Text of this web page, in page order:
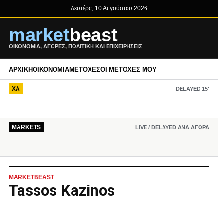
Δευτέρα, 10 Αυγούστου 2026
marketbeast
ΟΙΚΟΝΟΜΊΑ, ΑΓΟΡΈΣ, ΠΟΛΙΤΙΚΉ ΚΑΙ ΕΠΙΧΕΙΡΉΣΕΙΣ
ΑΡΧΙΚΉΟΙΚΟΝΟΜΊΑΜΕΤΟΧΈΣΟΙ ΜΕΤΟΧΈΣ ΜΟΥ
ΧΑ DELAYED 15′
MARKETS LIVE / DELAYED ΑΝΆ ΑΓΟΡΆ
MARKETBEAST
Tassos Kazinos